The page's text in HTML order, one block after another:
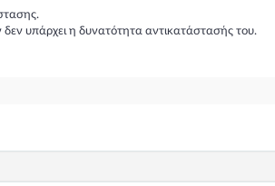
υπάρχει η δυνατότητα αντικατάστασής του.